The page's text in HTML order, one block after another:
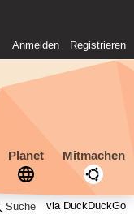
Anmelden Registrieren
Planet Mitmachen
via DuckDuckGo